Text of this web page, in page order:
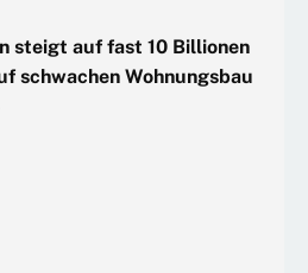
steigt auf fast 10 Billionen
schwachen Wohnungsbau